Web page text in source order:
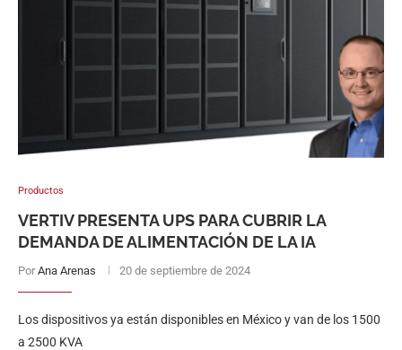
Productos
VERTIV PRESENTA UPS PARA CUBRIR LA
DEMANDA DE ALIMENTACIÓN DE LA IA
Por Ana Arenas 20 de septiembre de 2024
Los dispositivos ya están disponibles en México y van de los 1500
a 2500 KVA